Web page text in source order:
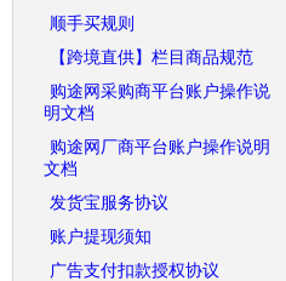
顺手买规则
【跨境直供】栏目商品规范
购途网采购商平台账户操作说
明文档
购途网厂商平台账户操作说明
文档
发货宝服务协议
账户提现须知
广告支付扣款授权协议